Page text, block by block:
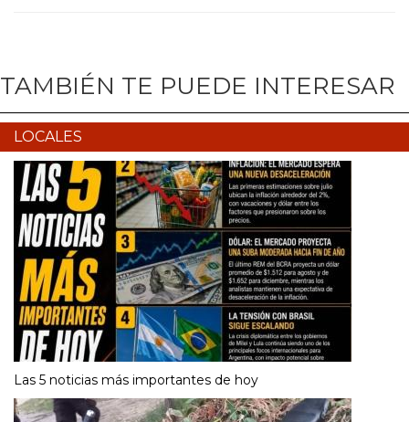
TAMBIÉN TE PUEDE INTERESAR
LOCALES
Las 5 noticias más importantes de hoy